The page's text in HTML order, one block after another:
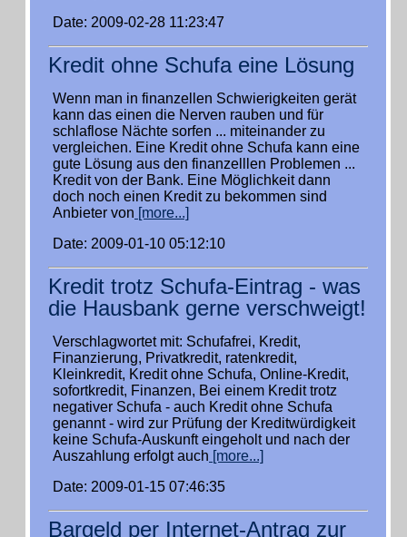
Date: 2009-02-28 11:23:47
Kredit ohne Schufa eine Lösung
Wenn man in finanzellen Schwierigkeiten gerät
kann das einen die Nerven rauben und für
schlaflose Nächte sorfen ... miteinander zu
vergleichen. Eine Kredit ohne Schufa kann eine
gute Lösung aus den finanzelllen Problemen ...
Kredit von der Bank. Eine Möglichkeit dann
doch noch einen Kredit zu bekommen sind
Anbieter von [more...]
Date: 2009-01-10 05:12:10
Kredit trotz Schufa-Eintrag - was
die Hausbank gerne verschweigt!
Verschlagwortet mit: Schufafrei, Kredit,
Finanzierung, Privatkredit, ratenkredit,
Kleinkredit, Kredit ohne Schufa, Online-Kredit,
sofortkredit, Finanzen, Bei einem Kredit trotz
negativer Schufa - auch Kredit ohne Schufa
genannt - wird zur Prüfung der Kreditwürdigkeit
keine Schufa-Auskunft eingeholt und nach der
Auszahlung erfolgt auch [more...]
Date: 2009-01-15 07:46:35
Bargeld per Internet-Antrag zur